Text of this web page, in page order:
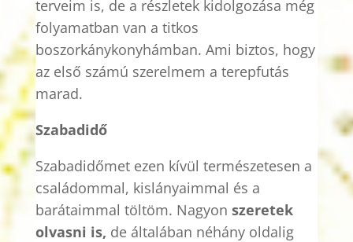
terveim is, de a részletek kidolgozása még
folyamatban van a titkos
boszorkánykonyhámban. Ami biztos, hogy
az első számú szerelmem a terepfutás
marad.
Szabadidő
Szabadidőmet ezen kívül természetesen a
családommal, kislányaimmal és a
barátaimmal töltöm. Nagyon szeretek
olvasni is, de általában néhány oldalig